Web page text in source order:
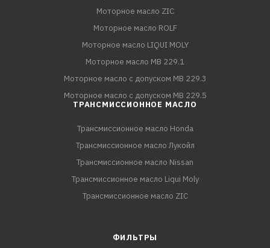
Моторное масло ZIC
Моторное масло ROLF
Моторное масло LIQUI MOLY
Моторное масло MB 229.1
Моторное масло с допуском MB 229.3
Моторное масло с допуском MB 229.5
ТРАНСМИССИОННОЕ МАСЛО
Трансмиссионное масло Honda
Трансмиссионное масло Лукойл
Трансмиссионное масло Nissan
Трансмиссионное масло Liqui Moly
Трансмиссионное масло ZIC
ФИЛЬТРЫ